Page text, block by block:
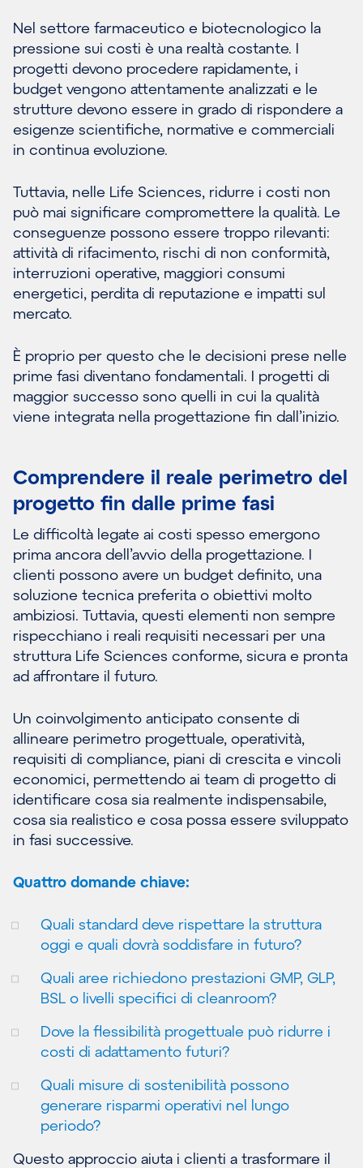
Nel settore farmaceutico e biotecnologico la
pressione sui costi è una realtà costante. I
progetti devono procedere rapidamente, i
budget vengono attentamente analizzati e le
strutture devono essere in grado di rispondere a
esigenze scientifiche, normative e commerciali
in continua evoluzione.
Tuttavia, nelle Life Sciences, ridurre i costi non
può mai significare compromettere la qualità. Le
conseguenze possono essere troppo rilevanti:
attività di rifacimento, rischi di non conformità,
interruzioni operative, maggiori consumi
energetici, perdita di reputazione e impatti sul
mercato.
È proprio per questo che le decisioni prese nelle
prime fasi diventano fondamentali. I progetti di
maggior successo sono quelli in cui la qualità
viene integrata nella progettazione fin dall’inizio.
Comprendere il reale perimetro del
progetto fin dalle prime fasi
Le difficoltà legate ai costi spesso emergono
prima ancora dell’avvio della progettazione. I
clienti possono avere un budget definito, una
soluzione tecnica preferita o obiettivi molto
ambiziosi. Tuttavia, questi elementi non sempre
rispecchiano i reali requisiti necessari per una
struttura Life Sciences conforme, sicura e pronta
ad affrontare il futuro.
Un coinvolgimento anticipato consente di
allineare perimetro progettuale, operatività,
requisiti di compliance, piani di crescita e vincoli
economici, permettendo ai team di progetto di
identificare cosa sia realmente indispensabile,
cosa sia realistico e cosa possa essere sviluppato
in fasi successive.
Quattro domande chiave:
Quali standard deve rispettare la struttura
oggi e quali dovrà soddisfare in futuro?
Quali aree richiedono prestazioni GMP, GLP,
BSL o livelli specifici di cleanroom?
Dove la flessibilità progettuale può ridurre i
costi di adattamento futuri?
Quali misure di sostenibilità possono
generare risparmi operativi nel lungo
periodo?
Questo approccio aiuta i clienti a trasformare il